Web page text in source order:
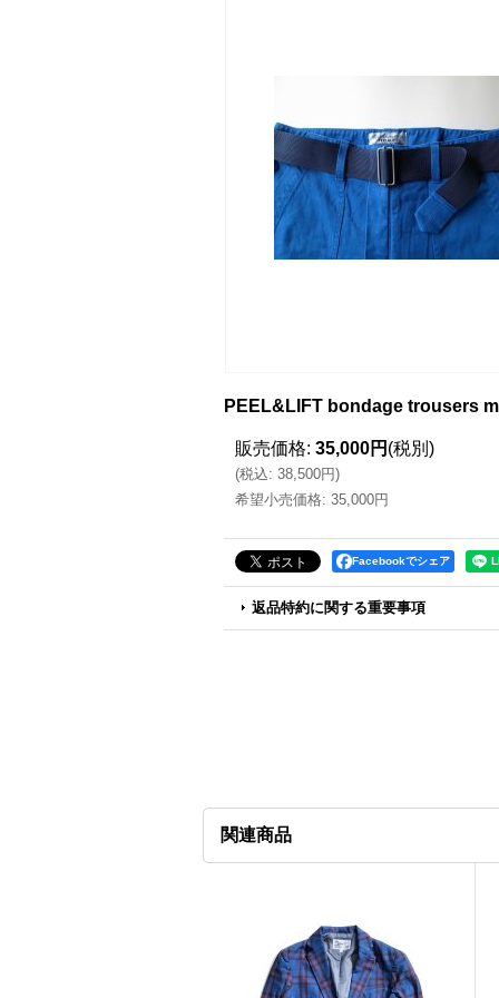
PEEL&LIFT bondage trousers
販売価格: 35,000円 (税別)
(税込: 38,500円)
希望小売価格: 35,000円
Facebookでシェア
返品特約に関する重要事項
関連商品